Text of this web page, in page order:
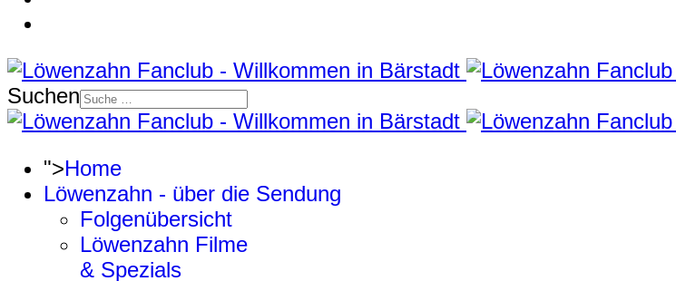
Suchen
">Home
Löwenzahn - über die Sendung
Folgenübersicht
Löwenzahn Filme
& Spezials